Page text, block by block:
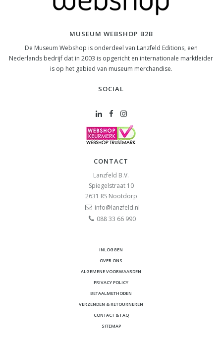
MUSEUM WEBSHOP B2B
De Museum Webshop is onderdeel van Lanzfeld Editions, een
Nederlands bedrijf dat in 2003 is opgericht en internationale marktleider
is op het gebied van museum merchandise.
SOCIAL
CONTACT
Lanzfeld B.V.
Spiegelstraat 10
2631 RS Nootdorp
info@lanzfeld.nl
088 33 66 990
INLOGGEN
OVER ONS
ALGEMENE VOORWAARDEN
PRIVACY POLICY
BETAALMETHODEN
VERZENDEN & RETOURNEREN
CONTACT & FAQ
SITEMAP